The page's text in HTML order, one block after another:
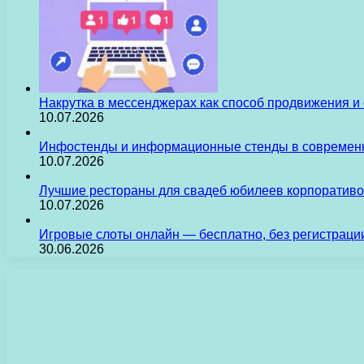
Накрутка в мессенджерах как способ продвижения
10.07.2026
Инфостенды и информационные стенды в
10.07.2026
Лучшие рестораны для свадеб юбилеев
10.07.2026
Игровые слоты онлайн — бесплатно, без
30.06.2026